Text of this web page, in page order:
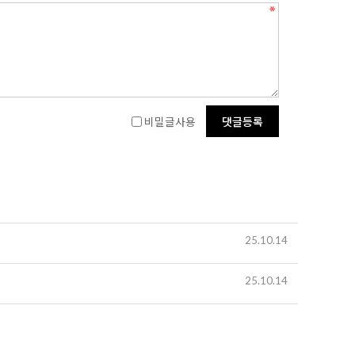
비밀글사용
25.10.14
25.10.14